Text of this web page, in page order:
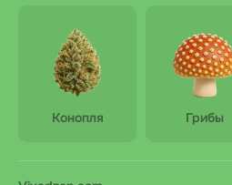
Конопля Грибы